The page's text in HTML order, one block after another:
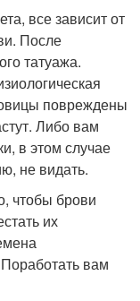
все зависит от
После
татуажа.
повреждены
Либо вам
в этом случае
не видать.
чтобы брови
их
вам